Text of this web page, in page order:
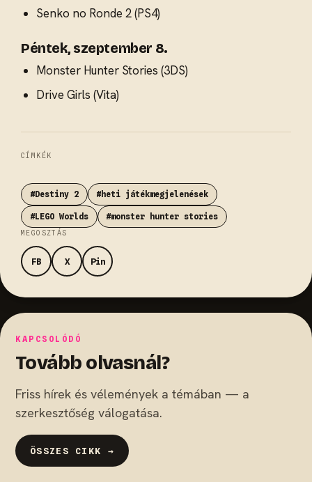
Senko no Ronde 2 (PS4)
Péntek, szeptember 8.
Monster Hunter Stories (3DS)
Drive Girls (Vita)
CÍMKÉK
#Destiny 2 #heti játékmegjelenések
#LEGO Worlds #monster hunter stories
MEGOSZTÁS
FB X Pin
KAPCSOLÓDÓ
Tovább olvasnál?
Friss hírek és vélemények a témában — a
szerkesztőség válogatása.
ÖSSZES CIKK →